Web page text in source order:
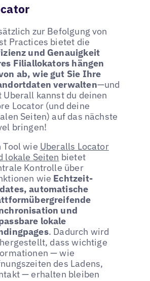
zur Befolgung von
Practices bietet die
und Genauigkeit
Filiallokators hängen
ab, wie gut Sie Ihre
verwalten—und
Uberall kannst du deinen
Locator (und deine
Seiten) auf das nächste
bringen!
Tool wie Uberalls Locator
lokale Seiten bietet
Kontrolle über
wie Echtzeit-
automatische
und
lokale
. Dadurch wird
dass wichtige
— wie
des Ladens,
— erhalten bleiben